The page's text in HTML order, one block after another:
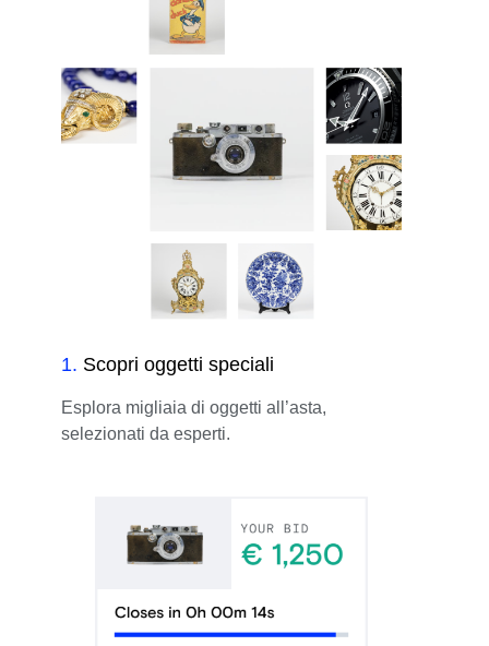
1. Scopri oggetti speciali
Esplora migliaia di oggetti all’asta,
selezionati da esperti.